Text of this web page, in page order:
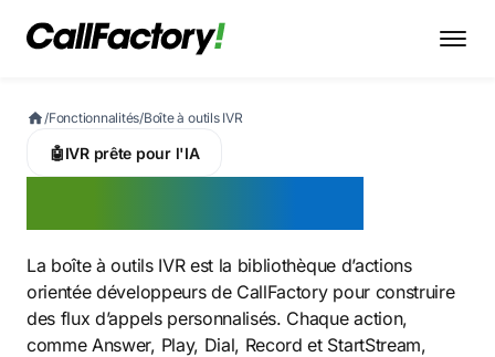
/Fonctionnalités/Boîte à outils IVR
🤖IVR prête pour l'IA
La boîte à outils IVR est la bibliothèque d’actions
orientée développeurs de CallFactory pour construire
des flux d’appels personnalisés. Chaque action,
comme Answer, Play, Dial, Record et StartStream,